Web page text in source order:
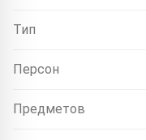
Тип
Персон
Предметов